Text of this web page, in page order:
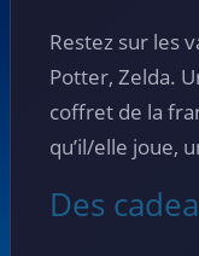
Restez sur les
Potter, Zelda.
coffret de la
qu’il/elle joue,
Des